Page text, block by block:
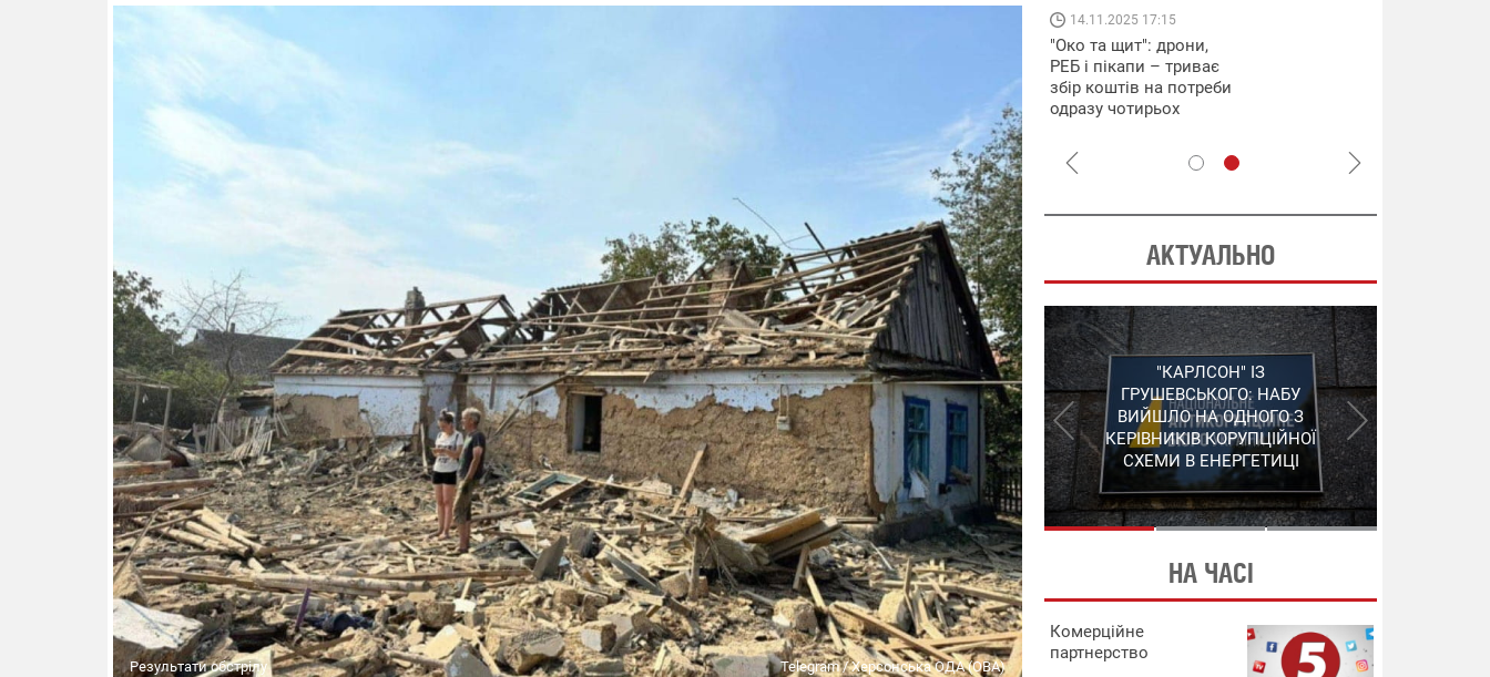
Результати обстрілу Telegram / Херсонська ОДА (ОВА)
14.11.2025 17:15
"Око та щит": дрони,
РЕБ і пікапи – триває
збір коштів на потреби
одразу чотирьох
АКТУАЛЬНО
"КАРЛСОН" ІЗ
ГРУШЕВСЬКОГО: НАБУ
ВИЙШЛО НА ОДНОГО З
КЕРІВНИКІВ КОРУПЦІЙНОЇ
СХЕМИ В ЕНЕРГЕТИЦІ
СЕРГІЙ ПУШКАР,
ЗГАДАНИЙ У "ПЛІВКАХ
МІНДІЧА", ЗАЛИШИВ
УКРАЇНУ
"ШЛАГБАУМ" НА
ДЕРЖКОНТРАКТАХ: НАБУ
РОЗКРИЛО ЗЛОЧИННУ
ОРГАНІЗАЦІЮ В
ЕНЕРГЕТИЦІ
НА ЧАСІ
Комерційне
партнерство